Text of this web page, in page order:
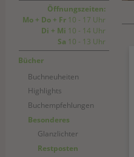
Öffnungszeiten:
Mo + Do + Fr10 - 17 Uhr
Di + Mi 10 - 14 Uhr
Sa 10 - 13 Uhr
Bücher
Buchneuheiten
Highlights
Buchempfehlungen
Besonderes
Glanzlichter
Restposten